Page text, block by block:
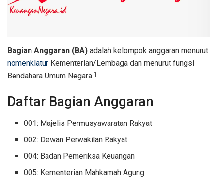
Bagian Anggaran (BA) adalah kelompok anggaran menurut
nomenklatur Kementerian/Lembaga dan menurut fungsi
Bendahara Umum Negara.
Daftar Bagian Anggaran
001: Majelis Permusyawaratan Rakyat
002: Dewan Perwakilan Rakyat
004: Badan Pemeriksa Keuangan
005: Kementerian Mahkamah Agung